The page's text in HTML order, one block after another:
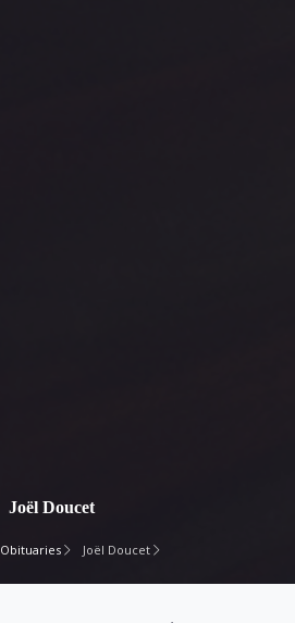
Joël Doucet
Obituaries Joël Doucet